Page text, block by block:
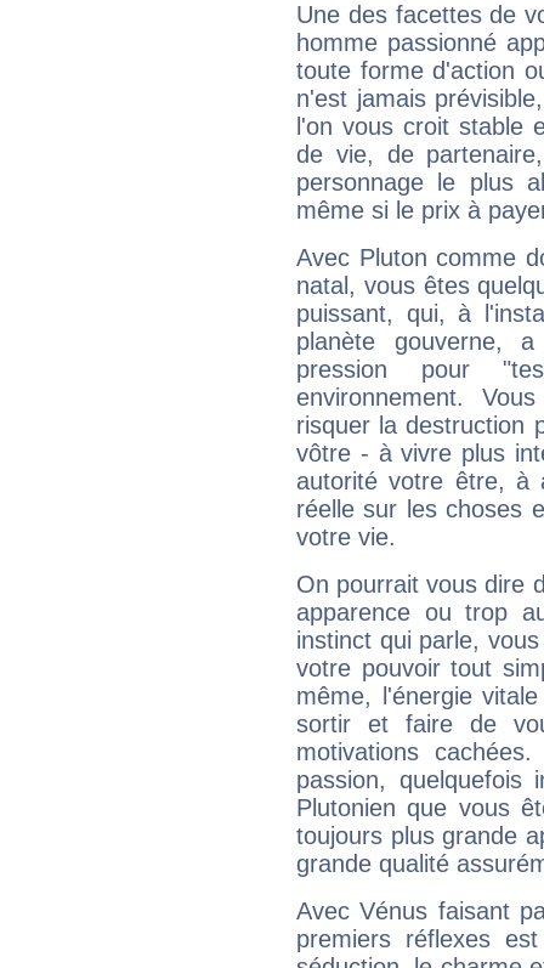
Une des facettes de
homme passionné
toute forme d'action
n'est jamais
l'on vous croit stable
de vie, de
personnage le plus
même si le prix à
Avec Pluton comme
natal, vous êtes
puissant, qui, à
planète gouverne,
pression pour
environnement.
risquer la destruction
vôtre - à vivre plus
autorité votre être, à
réelle sur les choses
votre vie.
On pourrait vous dire
apparence ou trop
instinct qui parle,
votre pouvoir tout
même, l'énergie
sortir et faire de
motivations
passion, quelquefois
Plutonien que vous
toujours plus grande
grande qualité
Avec Vénus faisant
premiers réflexes